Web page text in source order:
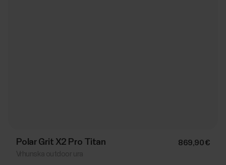
Polar Grit X2 Pro Titan 869,90 €